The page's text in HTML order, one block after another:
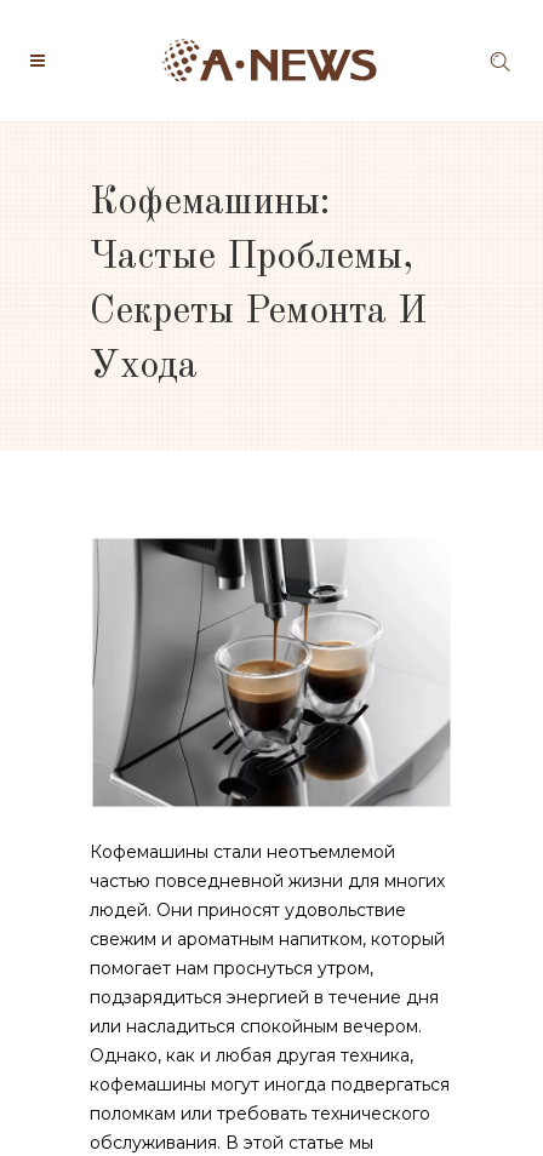
Кофемашины:
Частые Проблемы,
Секреты Ремонта И
Ухода
Кофемашины стали неотъемлемой
частью повседневной жизни для многих
людей. Они приносят удовольствие
свежим и ароматным напитком, который
помогает нам проснуться утром,
подзарядиться энергией в течение дня
или насладиться спокойным вечером.
Однако, как и любая другая техника,
кофемашины могут иногда подвергаться
поломкам или требовать технического
обслуживания. В этой статье мы